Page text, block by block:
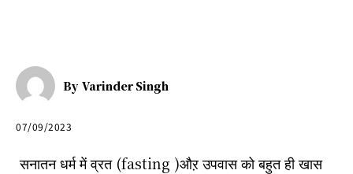
By Varinder Singh
07/09/2023
सनातन धर्म में व्रत (fasting )औऱ उपवास को बहुत ही खास